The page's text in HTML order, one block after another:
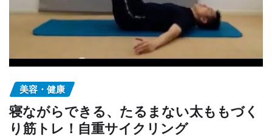
美容・健康
寝ながらできる、たるまない太ももづく
り筋トレ！自重サイクリング